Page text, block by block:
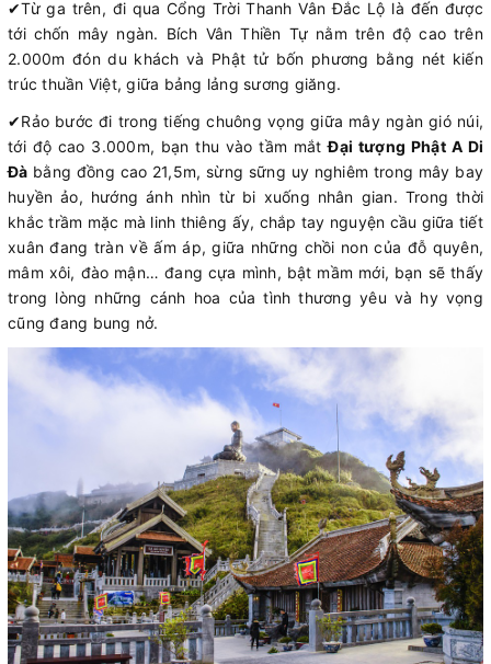
✔Từ ga trên, đi qua Cổng Trời Thanh Vân Đắc Lộ là đến được
tới chốn mây ngàn. Bích Vân Thiền Tự nằm trên độ cao trên
2.000m đón du khách và Phật tử bốn phương bằng nét kiến
trúc thuần Việt, giữa bảng lảng sương giăng.
✔Rảo bước đi trong tiếng chuông vọng giữa mây ngàn gió núi,
tới độ cao 3.000m, bạn thu vào tầm mắtĐại tượng Phật A Di
Đà bằng đồng cao 21,5m, sừng sững uy nghiêm trong mây bay
huyền ảo, hướng ánh nhìn từ bi xuống nhân gian. Trong thời
khắc trầm mặc mà linh thiêng ấy, chắp tay nguyện cầu giữa tiết
xuân đang tràn về ấm áp, giữa những chồi non của đỗ quyên,
mâm xôi, đào mận… đang cựa mình, bật mầm mới, bạn sẽ thấy
trong lòng những cánh hoa của tình thương yêu và hy vọng
cũng đang bung nở.